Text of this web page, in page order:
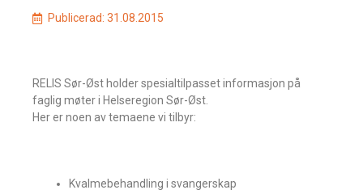
Publicerad: 31.08.2015
RELIS Sør-Øst holder spesialtilpasset informasjon på
faglig møter i Helseregion Sør-Øst.
Her er noen av temaene vi tilbyr:
Kvalmebehandling i svangerskap